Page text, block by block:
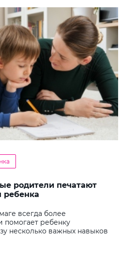
родители печатают
ребенка
всегда более
помогает ребенку
несколько важных навыков